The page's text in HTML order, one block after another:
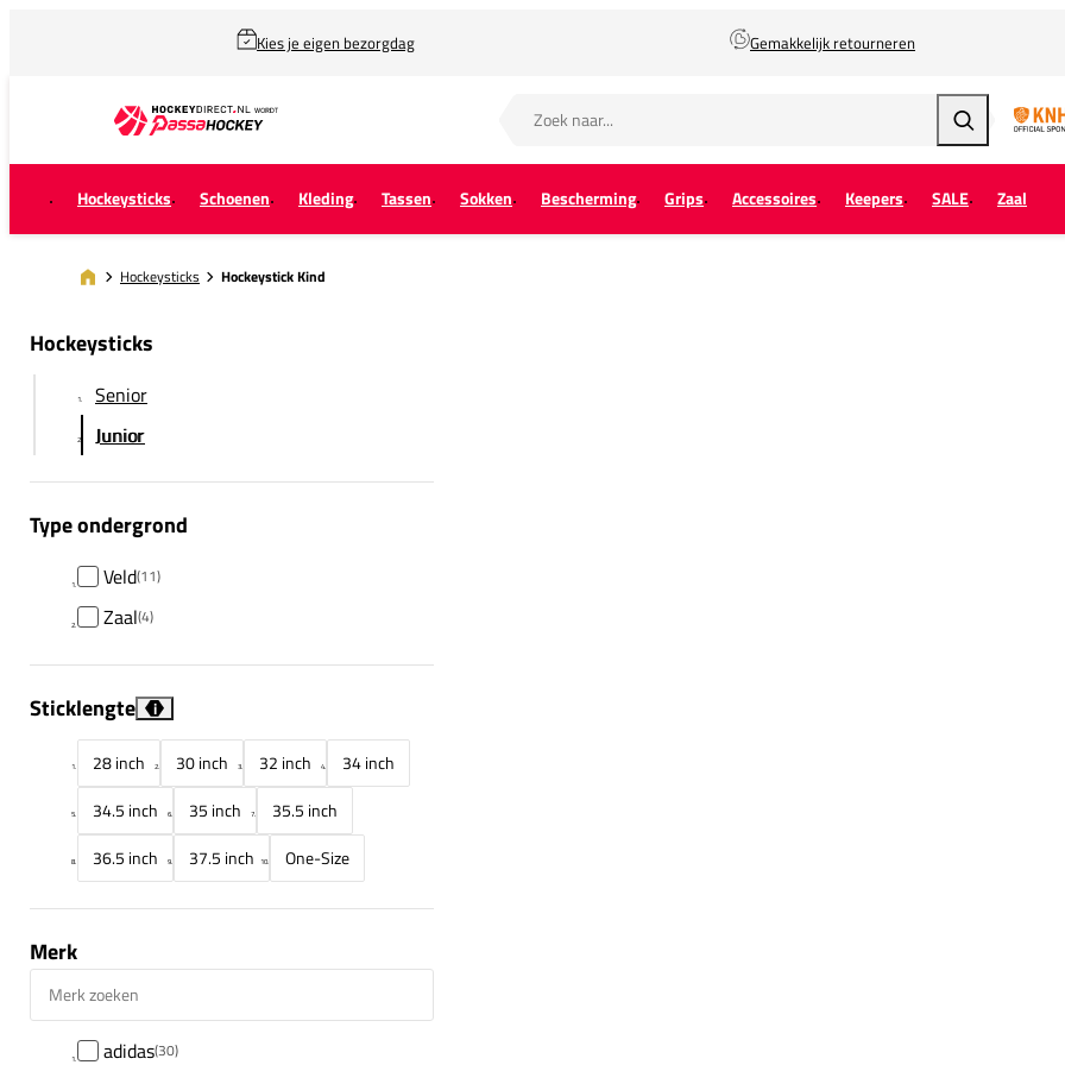
Kies je eigen bezorgdag Gemakkelijk retourneren
Zoeken
Hockeysticks Schoenen Kleding Tassen Sokken Bescherming Grips Accessoires Keepers SALE Zaal
Hockeysticks Hockeystick Kind
Hockeysticks
Senior
Junior
Type ondergrond
Veld(11)
Zaal(4)
Sticklengte i
28 inch 30 inch 32 inch
34 inch
34.5 inch
35 inch
35.5 inch
36.5 inch
37.5 inch One-Size
Merk
adidas(30)